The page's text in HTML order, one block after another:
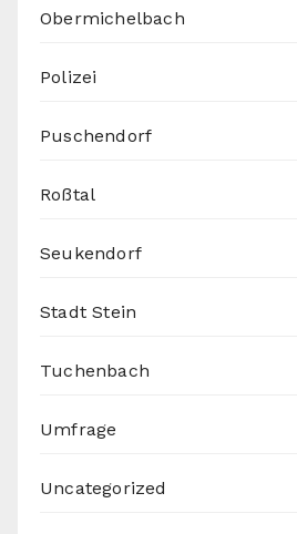
Obermichelbach
Polizei
Puschendorf
Roßtal
Seukendorf
Stadt Stein
Tuchenbach
Umfrage
Uncategorized